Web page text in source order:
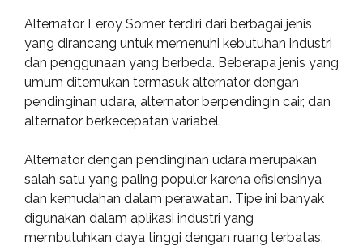
Alternator Leroy Somer terdiri dari berbagai jenis
yang dirancang untuk memenuhi kebutuhan industri
dan penggunaan yang berbeda. Beberapa jenis yang
umum ditemukan termasuk alternator dengan
pendinginan udara, alternator berpendingin cair, dan
alternator berkecepatan variabel.
Alternator dengan pendinginan udara merupakan
salah satu yang paling populer karena efisiensinya
dan kemudahan dalam perawatan. Tipe ini banyak
digunakan dalam aplikasi industri yang
membutuhkan daya tinggi dengan ruang terbatas.